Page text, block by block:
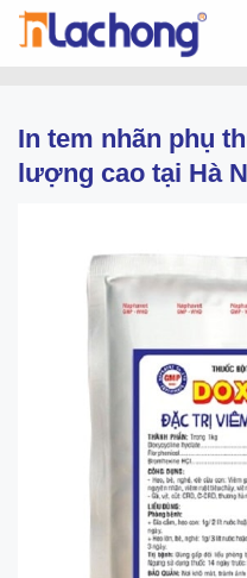
Chuyển
đến
In tem nhãn phụ
lượng cao tại Hà